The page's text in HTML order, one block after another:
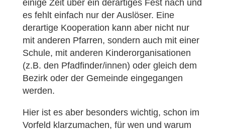
einige Zeit über ein derartiges Fest nach und
es fehlt einfach nur der Auslöser. Eine
derartige Kooperation kann aber nicht nur
mit anderen Pfarren, sondern auch mit einer
Schule, mit anderen Kinderorganisationen
(z.B. den Pfadfinder/innen) oder gleich dem
Bezirk oder der Gemeinde eingegangen
werden.
Hier ist es aber besonders wichtig, schon im
Vorfeld klarzumachen, für wen und warum